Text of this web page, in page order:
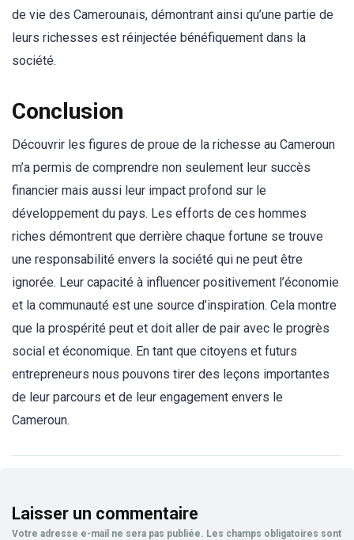
de vie des Camerounais, démontrant ainsi qu’une partie de
leurs richesses est réinjectée bénéfiquement dans la
société.
Conclusion
Découvrir les figures de proue de la richesse au Cameroun
m’a permis de comprendre non seulement leur succès
financier mais aussi leur impact profond sur le
développement du pays. Les efforts de ces hommes
riches démontrent que derrière chaque fortune se trouve
une responsabilité envers la société qui ne peut être
ignorée. Leur capacité à influencer positivement l’économie
et la communauté est une source d’inspiration. Cela montre
que la prospérité peut et doit aller de pair avec le progrès
social et économique. En tant que citoyens et futurs
entrepreneurs nous pouvons tirer des leçons importantes
de leur parcours et de leur engagement envers le
Cameroun.
Laisser un commentaire
Votre adresse e-mail ne sera pas publiée. Les champs obligatoires sont